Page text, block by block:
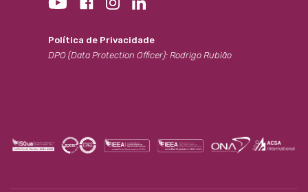
Política de Privacidade
DPO (Data Protection Officer): Rodrigo Rubião